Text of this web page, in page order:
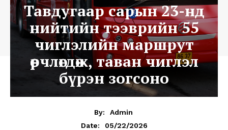
Тавдугаар сарын 23-нд
нийтийн тээврийн 55
чиглэлийн маршрут
өөрчлөгдөж, таван чиглэл
бүрэн зогсоно
By:
Admin
Date:
05/22/2026